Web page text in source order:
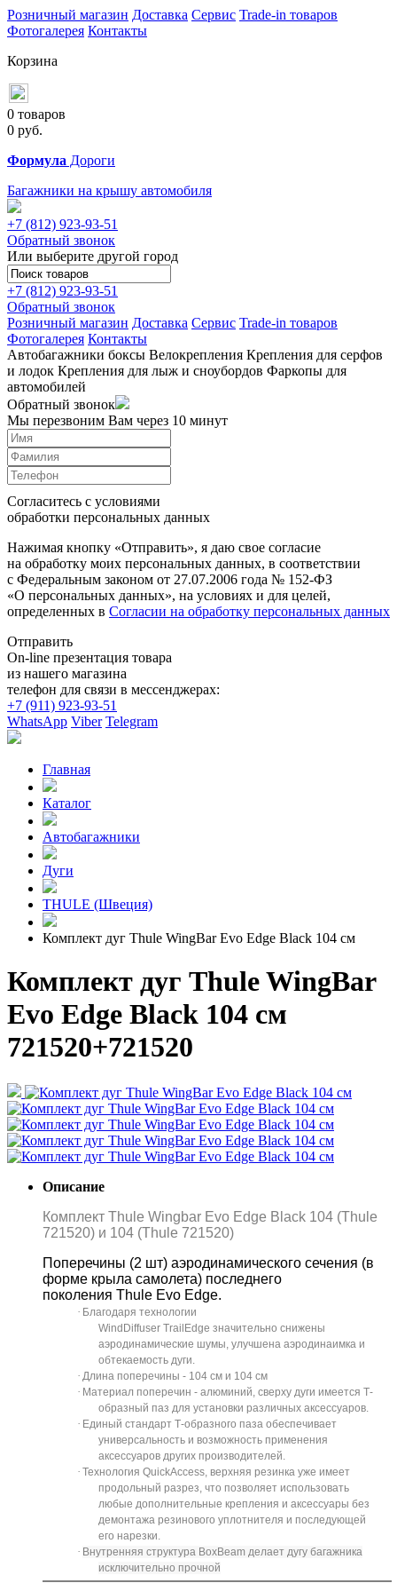
Розничный магазин Доставка Сервис Trade-in товаров
Фотогалерея Контакты
Корзина
0 товаров
0 руб.
Формула Дороги
Багажники на крышу автомобиля
+7 (812) 923-93-51
Обратный звонок
Или выберите другой город
+7 (812) 923-93-51
Обратный звонок
Розничный магазин Доставка Сервис Trade-in товаров
Фотогалерея Контакты
Автобагажники боксы Велокрепления Крепления для серфов
и лодок Крепления для лыж и сноубордов Фаркопы для
автомобилей
Обратный звонок
Мы перезвоним Вам через 10 минут
Согласитесь с условиями
обработки персональных данных
Нажимая кнопку «Отправить», я даю свое согласие
на обработку моих персональных данных, в соответствии
с Федеральным законом от 27.07.2006 года № 152-ФЗ
«О персональных данных», на условиях и для целей,
определенных в Согласии на обработку персональных данных
Отправить
On-line презентация товара
из нашего магазина
телефон для связи в мессенджерах:
+7 (911) 923-93-51
WhatsApp Viber Telegram
Главная
Каталог
Автобагажники
Дуги
THULE (Швеция)
Комплект дуг Thule WingBar Evo Edge Black 104 см
Комплект дуг Thule WingBar
Evo Edge Black 104 см
721520+721520
Описание
Комплект Thule Wingbar Evo Edge Black 104 (Thule
721520) и 104 (Thule 721520)
Поперечины (2 шт) аэродинамического сечения (в
форме крыла самолета) последнего
поколения Thule Evo Edge.
· Благодаря технологии
WindDiffuser TrailEdge значительно снижены
аэродинамические шумы, улучшена аэродинаимка и
обтекаемость дуги.
· Длина поперечины - 104 см и 104 см
· Материал поперечин - алюминий, сверху дуги имеется Т-
образный паз для установки различных аксессуаров.
· Единый стандарт Т-образного паза обеспечивает
универсальность и возможность применения
аксессуаров других производителей.
· Технология QuickAccess, верхняя резинка уже имеет
продольный разрез, что позволяет использовать
любые дополнительные крепления и аксессуары без
демонтажа резинового уплотнителя и последующей
его нарезки.
· Внутренняя структура BoxBeam делает дугу багажника
исключительно прочной